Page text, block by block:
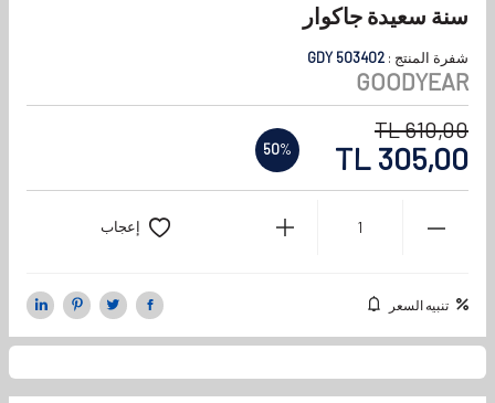
سنة سعيدة جاكوار
شفرة المنتج : GDY 503402
GOODYEAR
610,00
TL
305,00
%
50
إعجاب
تنبيه السعر